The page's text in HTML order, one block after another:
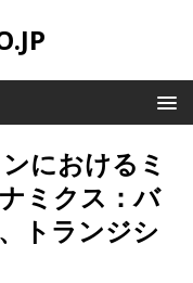
におけるミ
ミクス：バ
トランジシ